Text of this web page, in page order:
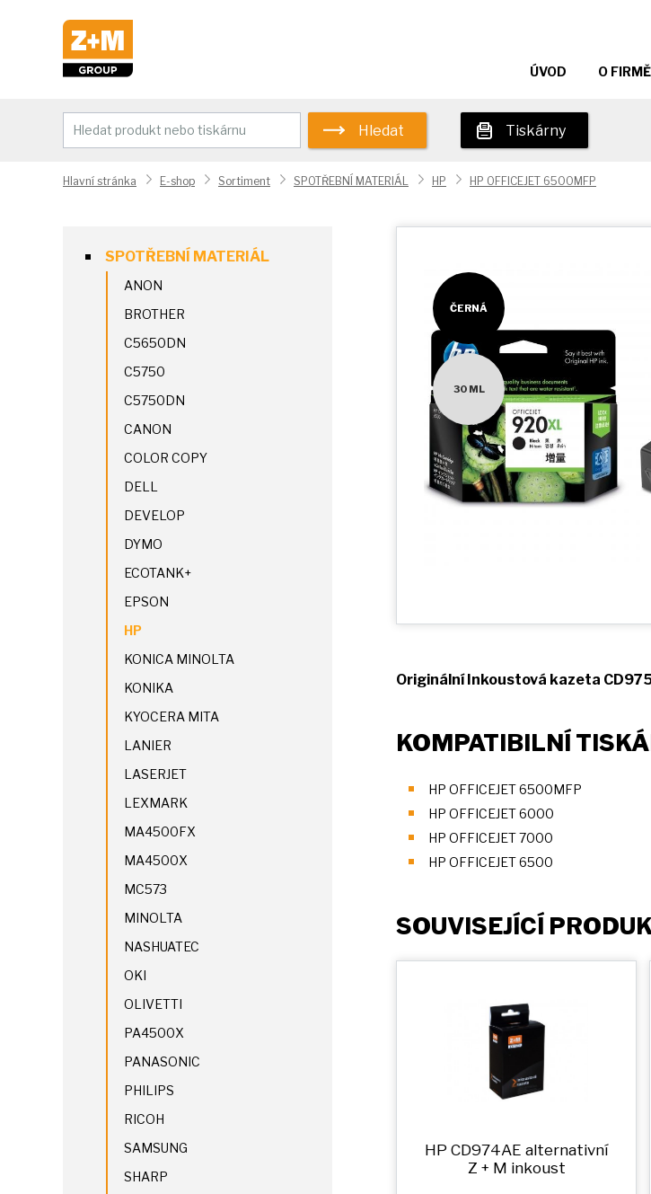
ÚVOD O FIRMĚ
Hledat Tiskárny
Hlavní stránka E-shop Sortiment SPOTŘEBNÍ MATERIÁL HP HP OFFICEJET 6500MFP
ČERNÁ
30 ML
Originální Inkoustová kazeta
KOMPATIBILNÍ
HP OFFICEJET 6500MFP
HP OFFICEJET 6000
HP OFFICEJET 7000
HP OFFICEJET 6500
SOUVISEJÍCÍ
HP CD974AE alternativní
Z + M inkoust
SPOTŘEBNÍ MATERIÁL
ANON
BROTHER
C5650DN
C5750
C5750DN
CANON
COLOR COPY
DELL
DEVELOP
DYMO
ECOTANK+
EPSON
HP
KONICA MINOLTA
KONIKA
KYOCERA MITA
LANIER
LASERJET
LEXMARK
MA4500FX
MA4500X
MC573
MINOLTA
NASHUATEC
OKI
OLIVETTI
PA4500X
PANASONIC
PHILIPS
RICOH
SAMSUNG
SHARP